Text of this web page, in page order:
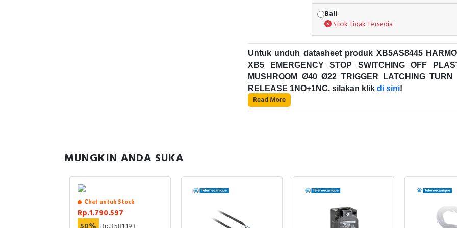
Bali
Stok Tidak Tersedia
Untuk unduh datasheet produk XB5AS8445
XB5 EMERGENCY STOP SWITCHING OFF
MUSHROOM Ø40 Ø22 TRIGGER LATCHING TURN
RELEASE 1NO+1NC, silakan klik di sini!
Untuk unduh datasheet produk Emergency Stop,
biasanya berwarna merah dengan simbol putar yang
dalam lingkaran putih. Saat ditekan, tombol akan
dan harus diputar untuk melepasnya, sehingga
Fungsi Emergency Stop:
Read More
MUNGKIN ANDA SUKA
Chat untuk Stock
Rp.1.790.597